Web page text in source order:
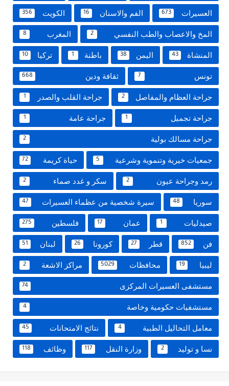
العسيرات 673 الفم والاسنان 16 الكويت 356
المخ والاعصاب والطب النفسي 2 المغرب 8
المنشاة 43 اليمن 38 باطنة 1 تركيا 10
تونس 7 ثقافة ودين 668
جراحة العظام والمفاصل 2 جراحة القلب والصدر 1
جراحة تجميل 1 جراحة عامة 1
جراحة مسالك بولية 2
جمعيات خيرية وتنموية وشرعية 5 حياة كريمة 72
رمد وجراحة عيون 2 سكر و غدد صماء 2
سوريا 48 سيرة شخصية من عظماء العسيرات 47
صيدليات 1 عمان 17 فلسطين 275
فن 852 قطر 27 كورونا 26 لبنان 51
ليبيا 19 محافظات 5029 مراكز الاشعة 2
مستشفى العسيرات المركزى 74
مستشفيات حكومية وخاصة 4
معامل التحاليل الطبية 4 نتائج الامتحانات 45
نسا و توليد 2 وزارة النقل 117 وظائف 118